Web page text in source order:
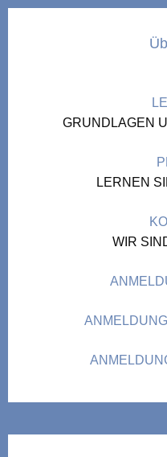
GRUNDLAGEN
LERNEN
WIR